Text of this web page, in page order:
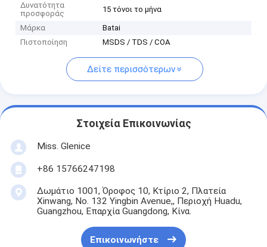
Δυνατότητα
προσφοράς
15 τόνοι το μήνα
Μάρκα
Batai
Πιστοποίηση
MSDS / TDS / COA
Δείτε περισσότερων
Στοιχεία Επικοινωνίας
Miss. Glenice
+86 15766247198
Δωμάτιο 1001, Όροφος 10, Κτίριο 2, Πλατεία
Xinwang, No. 132 Yingbin Avenue,, Περιοχή Huadu,
Guangzhou, Επαρχία Guangdong, Κίνα.
Επικοινωνήστε